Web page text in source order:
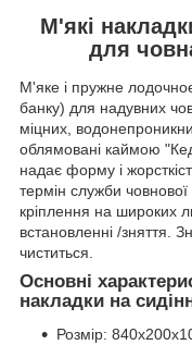
М'які
для
М'яке і пружне
банку) для надувних
міцних,
облямовані каймою
надає форму і
термін служби
кріплення на широких
встановленні /зняття.
чиститься.
Основні
накладки на
Розмір: